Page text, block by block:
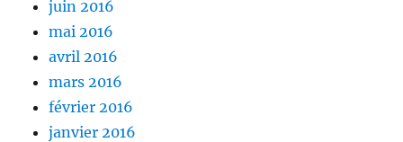
juin 2016
mai 2016
avril 2016
mars 2016
février 2016
janvier 2016